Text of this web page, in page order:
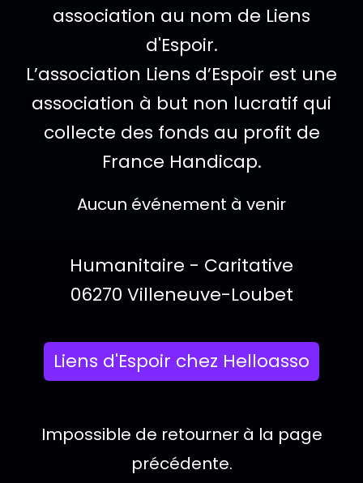
association au nom de Liens
d'Espoir.
L’association Liens d’Espoir est une
association à but non lucratif qui
collecte des fonds au profit de
France Handicap.
SERVICES ET ÉVÉNEMENTS DISPONIBLES
Aucun événement à venir
Informations
Type d'organisation :
Humanitaire - Caritative
Localisation :
06270 Villeneuve-Loubet
Actions
Liens d'Espoir chez Helloasso
Impossible de retourner à la page
précédente.